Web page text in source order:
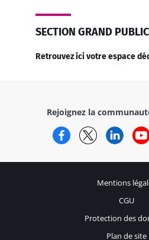
SECTION GRAND PUBLIC
Retrouvez ici votre espace
Rejoignez la
FacebookTwitter
Mentions
CGU
Protection des
Plan de site